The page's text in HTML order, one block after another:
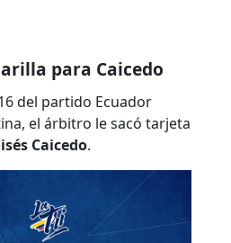
para Caicedo
del partido Ecuador
el árbitro le sacó tarjeta
Caicedo.